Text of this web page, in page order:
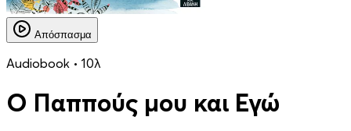
Απόσπασμα
Audiobook • 10λ
Ο Παππούς μου και Εγώ